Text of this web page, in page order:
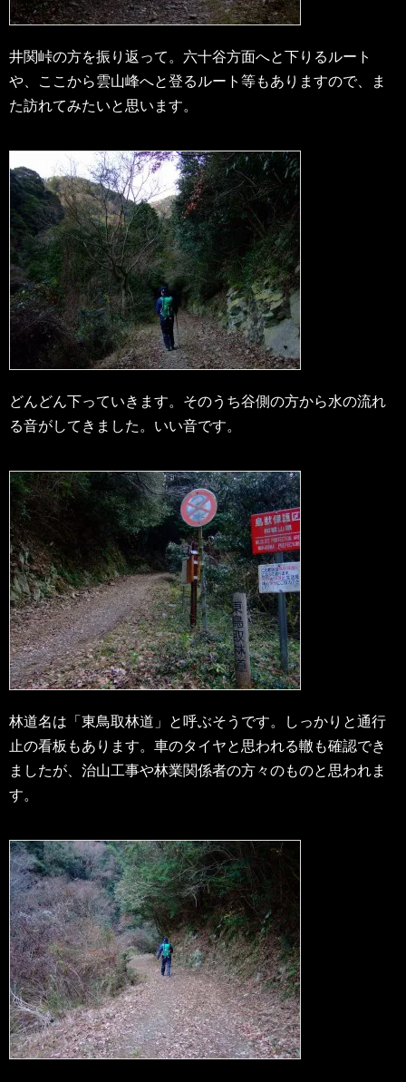
井関峠の方を振り返って。六十谷方面へと下りるルート
や、ここから雲山峰へと登るルート等もありますので、ま
た訪れてみたいと思います。
どんどん下っていきます。そのうち谷側の方から水の流れ
る音がしてきました。いい音です。
林道名は「東鳥取林道」と呼ぶそうです。しっかりと通行
止の看板もあります。車のタイヤと思われる轍も確認でき
ましたが、治山工事や林業関係者の方々のものと思われま
す。